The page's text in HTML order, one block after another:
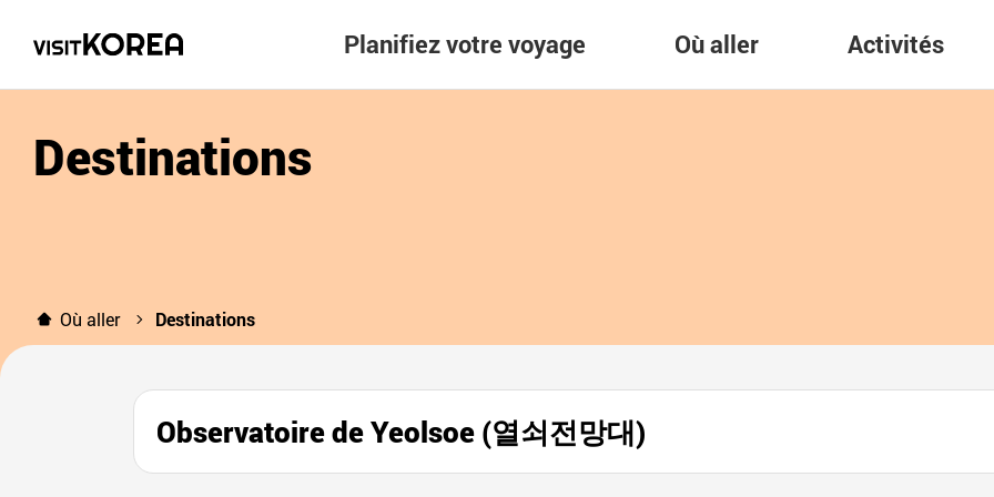
Planifiez votre voyage Où aller Activités
Destinations
Où aller Destinations
Observatoire de Yeolsoe (열쇠전망대)